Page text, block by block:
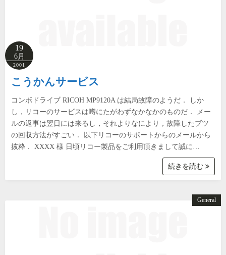
19
6月
2001
こうかんサービス
コンボドライブ RICOH MP9120A は結局故障のようだ． しか
し，リコーのサービスは噂にたがわずなかなかのものだ． メー
ルの返事は翌日には来るし，それよりなにより，故障したブツ
の回収方法がすごい． 以下リコーのサポートからのメールから
抜粋． XXXX 様 日頃リコー製品をご利用頂きまして誠に…
続きを読む
General